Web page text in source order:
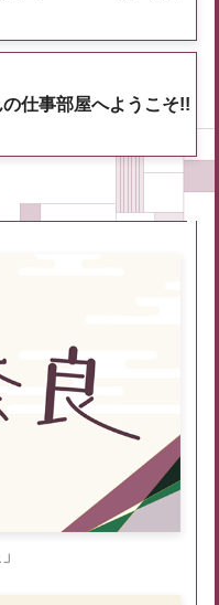
仕事部屋へようこそ!!